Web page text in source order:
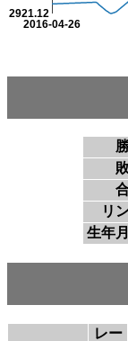
2016-04-26
2921.12
リ
生年
レー